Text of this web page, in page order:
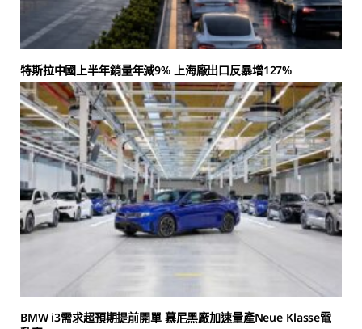
特斯拉中國上半年銷量年減9% 上海廠出口反暴增127%
BMW i3需求超預期提前開單 慕尼黑廠加速量產Neue Klasse電